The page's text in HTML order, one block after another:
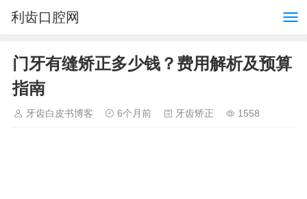
利齿口腔网
门牙有缝矫正多少钱？费用解析及预算
指南
牙齿白皮书博客 6个月前 牙齿矫正 1558